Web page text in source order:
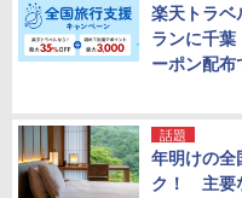
楽天トラベ
ランに千葉
ーポン配布
話題
年明けの全
ク！ 主要